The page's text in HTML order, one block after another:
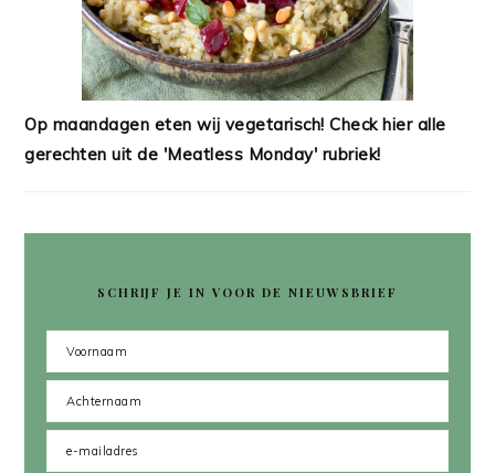
Op maandagen eten wij vegetarisch! Check hier alle
gerechten uit de 'Meatless Monday' rubriek!
SCHRIJF JE IN VOOR DE NIEUWSBRIEF